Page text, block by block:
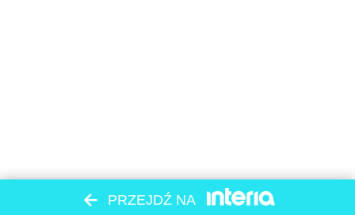
PRZEJDŹ NA